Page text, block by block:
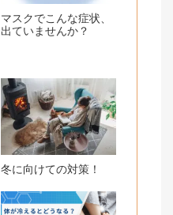
マスクでこんな症状、
出ていませんか？
冬に向けての対策！